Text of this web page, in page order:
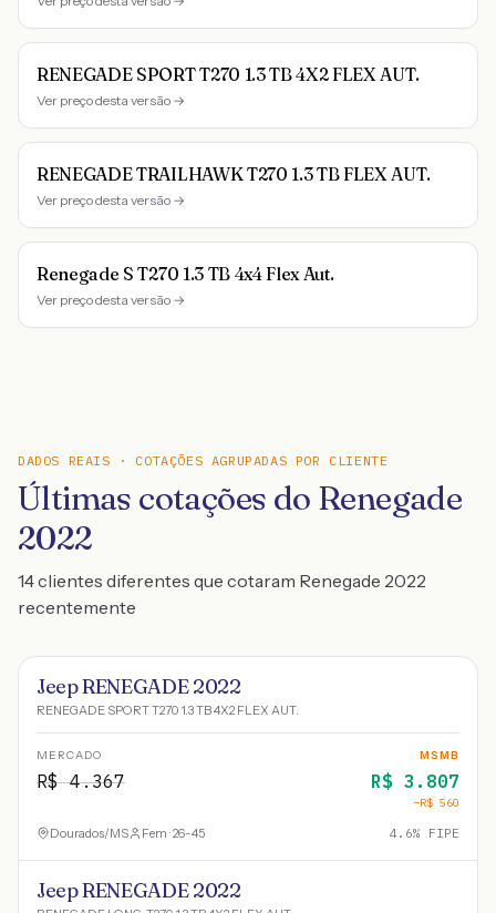
RENEGADE SPORT T270 1.3 TB 4X2 FLEX AUT.
Ver preço desta versão →
RENEGADE TRAILHAWK T270 1.3 TB FLEX AUT.
Ver preço desta versão →
Renegade S T270 1.3 TB 4x4 Flex Aut.
Ver preço desta versão →
DADOS REAIS · COTAÇÕES AGRUPADAS POR CLIENTE
Últimas cotações do Renegade
2022
14 clientes diferentes que cotaram Renegade 2022
recentemente
Jeep RENEGADE 2022
RENEGADE SPORT T270 1.3 TB 4X2 FLEX AUT.
MERCADO
R$4.367
MSMB
R$ 3.807
−R$ 560
Dourados/MS Fem · 26-45 4.6% FIPE
Jeep RENEGADE 2022